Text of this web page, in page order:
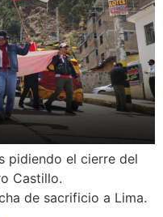
pidiendo el cierre del
Castillo.
de sacrificio a Lima.